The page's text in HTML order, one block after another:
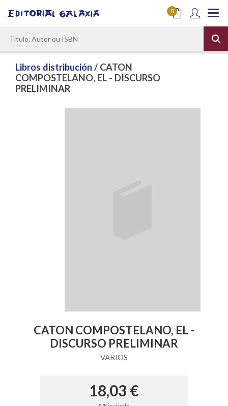
0
Libros distribución / CATON
COMPOSTELANO, EL - DISCURSO
PRELIMINAR
CATON COMPOSTELANO, EL -
DISCURSO PRELIMINAR
VARIOS
18,03 €